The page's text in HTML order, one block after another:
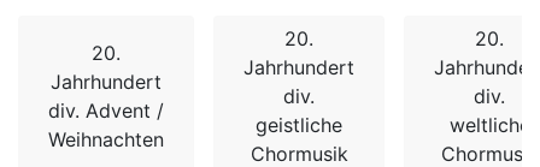
20.
Jahrhundert
div. Advent /
Weihnachten
20.
Jahrhundert
div.
geistliche
Chormusik
20.
div.
weltliche
Chormusik